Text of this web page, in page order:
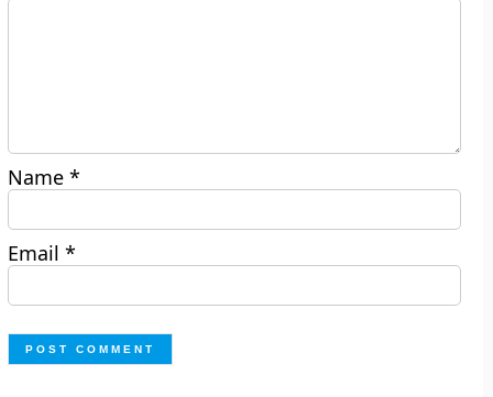
Name*
Email*